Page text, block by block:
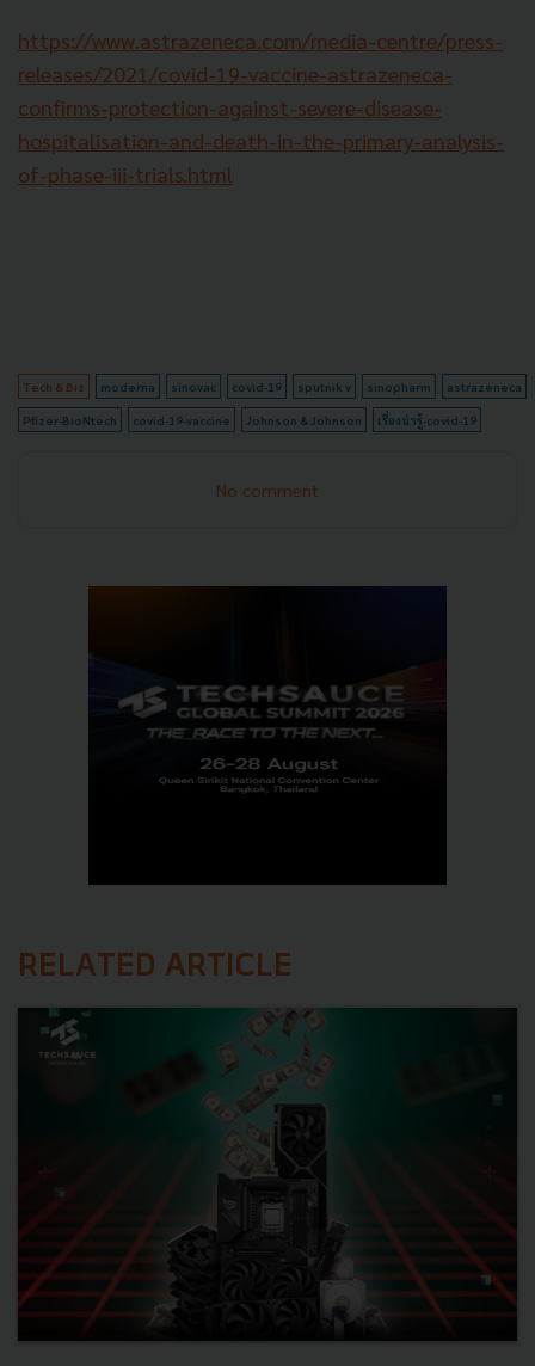
https://www.astrazeneca.com/media-centre/press-
releases/2021/covid-19-vaccine-astrazeneca-
confirms-protection-against-severe-disease-
hospitalisation-and-death-in-the-primary-analysis-
of-phase-iii-trials.html
Tech & Biz moderna sinovac covid-19 sputnik v sinopharm astrazeneca
Pfizer-BioNtech covid-19-vaccine Johnson & Johnson เรื่องน่ารู้-covid-19
No comment
RELATED ARTICLE